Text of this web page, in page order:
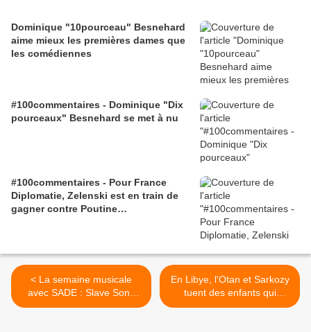
Dominique "10pourceau" Besnehard
aime mieux les premières dames que
les comédiennes
#100commentaires - Dominique "Dix
pourceaux" Besnehard se met à nu
#100commentaires - Pour France
Diplomatie, Zelenski est en train de
gagner contre Poutine…
< La semaine musicale
avec SADE : Slave Song
(Slave song Amistad The
En Libye, l'Otan et Sarkozy
tuent des enfants qui
regardent "Friends" et